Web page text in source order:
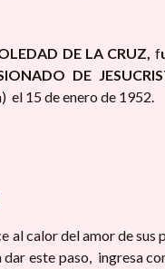
DE LA CRUZ, f
DE
el 15 de enero de 1952.
calor del amor de
este paso, ingresa